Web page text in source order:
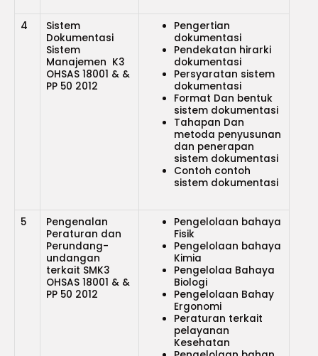
4
Sistem
Dokumentasi
Sistem
Manajemen K3
OHSAS 18001 & &
PP 50 2012
Pengertian
dokumentasi
Pendekatan hirarki
dokumentasi
Persyaratan sistem
dokumentasi
Format Dan bentuk
sistem dokumentasi
Tahapan Dan
metoda penyusunan
dan penerapan
sistem dokumentasi
Contoh contoh
sistem dokumentasi
5
Pengenalan
Peraturan dan
Perundang-
undangan
terkait SMK3
OHSAS 18001 & &
PP 50 2012
Pengelolaan bahaya
Fisik
Pengelolaan bahaya
Kimia
Pengelolaa Bahaya
Biologi
Pengelolaan Bahay
Ergonomi
Peraturan terkait
pelayanan
Kesehatan